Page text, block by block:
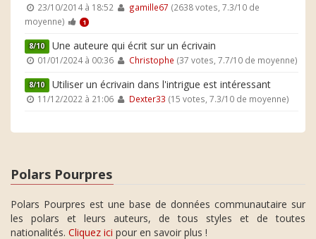
23/10/2014 à 18:52 gamille67 (2638 votes, 7.3/10 de
moyenne)
1
8/10 Une auteure qui écrit sur un écrivain
01/01/2024 à 00:36 Christophe (37 votes, 7.7/10 de moyenne)
8/10 Utiliser un écrivain dans l'intrigue est intéressant
11/12/2022 à 21:06 Dexter33 (15 votes, 7.3/10 de moyenne)
Polars Pourpres
Polars Pourpres est une base de données communautaire sur
les polars et leurs auteurs, de tous styles et de toutes
nationalités. Cliquez ici pour en savoir plus !